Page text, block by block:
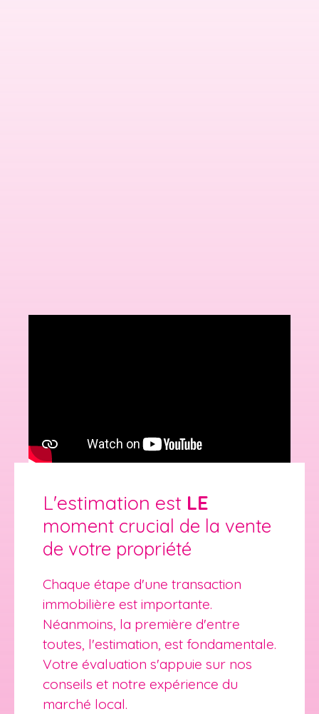
L'estimation est LE
moment crucial de la vente
de votre propriété
Chaque étape d'une transaction
immobilière est importante.
Néanmoins, la première d'entre
toutes, l'estimation, est fondamentale.
Votre évaluation s'appuie sur nos
conseils et notre expérience du
marché local.